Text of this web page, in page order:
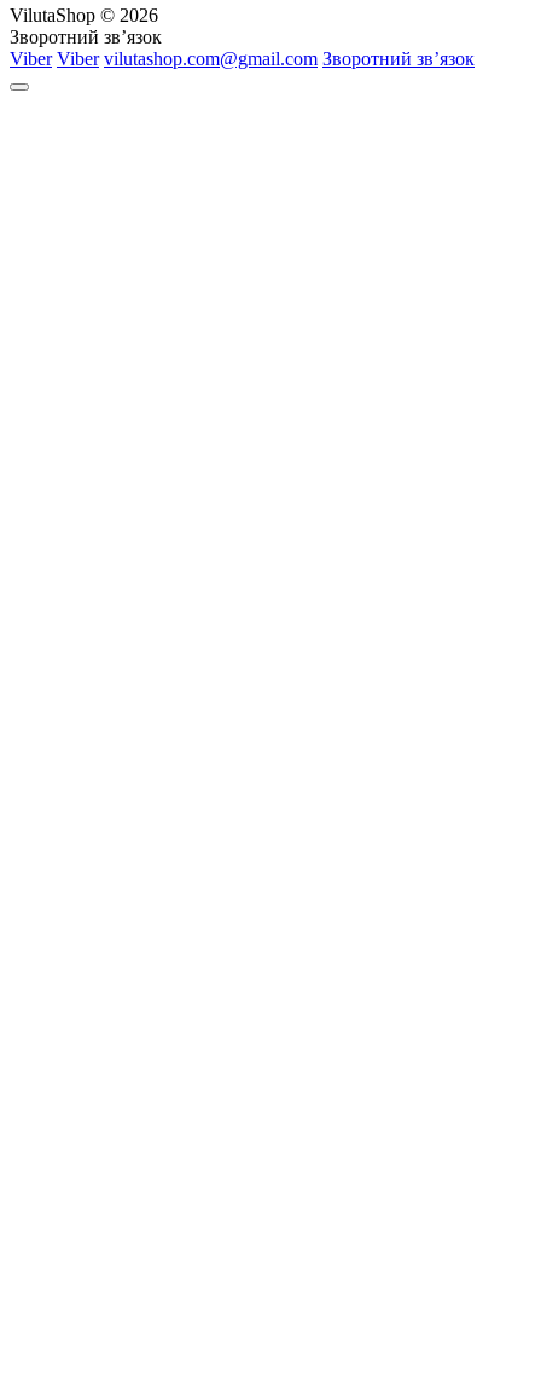
VilutaShop © 2026
Зворотний зв’язок
Viber Viber vilutashop.com@gmail.com Зворотний зв’язок